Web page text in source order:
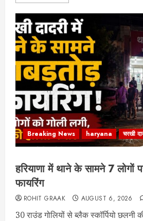
Breaking News haryana चरखी
हरियाणा में थाने के सामने 7 लोगों
फायरिंग
ROHIT GRAAK AUGUST 6, 2026
30 राउंड गोलियों से ब्लैक स्कॉर्पियो छलनी